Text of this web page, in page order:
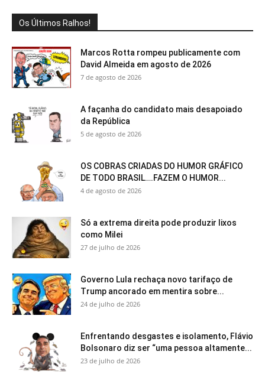
Os Últimos Ralhos!
Marcos Rotta rompeu publicamente com
David Almeida em agosto de 2026
7 de agosto de 2026
A façanha do candidato mais desapoiado
da República
5 de agosto de 2026
OS COBRAS CRIADAS DO HUMOR GRÁFICO
DE TODO BRASIL….FAZEM O HUMOR...
4 de agosto de 2026
Só a extrema direita pode produzir lixos
como Milei
27 de julho de 2026
Governo Lula rechaça novo tarifaço de
Trump ancorado em mentira sobre...
24 de julho de 2026
Enfrentando desgastes e isolamento, Flávio
Bolsonaro diz ser “uma pessoa altamente...
23 de julho de 2026